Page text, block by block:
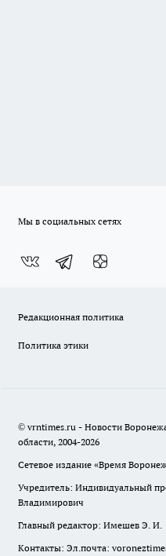
Мы в социальных сетях
Редакционная политика
Политика этики
© vrntimes.ru - Новости
области, 2004-2026
Сетевое издание «Время
Учредитель: Индивидуальный
Владимирович
Главный редактор: Имешев Э. И.
Контакты: Эл.почта: